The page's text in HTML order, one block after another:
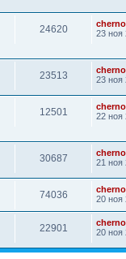
24620
23 ноя
23513
23 ноя
12501
22 ноя
30687
21 ноя
74036
20 ноя
22901
20 ноя